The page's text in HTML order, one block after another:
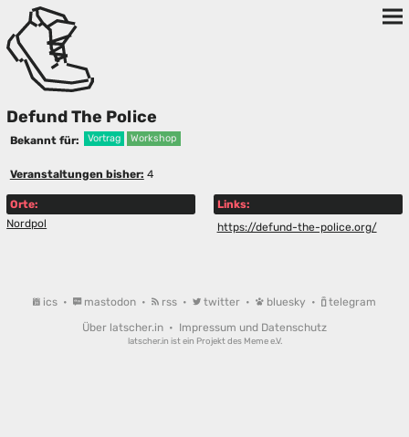
Defund The Police
Bekannt für: Vortrag Workshop
Veranstaltungen bisher: 4
Orte:
Nordpol
Links:
https://defund-the-police.org/
ics • mastodon • rss • twitter • bluesky •
telegram
Über latscher.in • Impressum und Datenschutz
latscher.in ist ein Projekt des Meme e.V.